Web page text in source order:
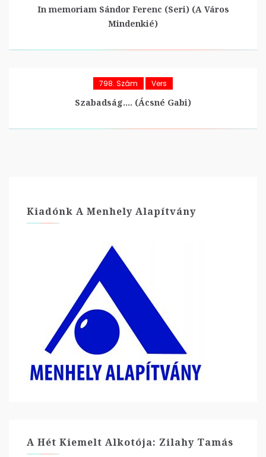
In memoriam Sándor Ferenc (Seri) (A Város
Mindenkié)
798. Szám Vers
Szabadság…. (Ácsné Gabi)
Kiadónk A Menhely Alapítvány
A Hét Kiemelt Alkotója: Zilahy Tamás